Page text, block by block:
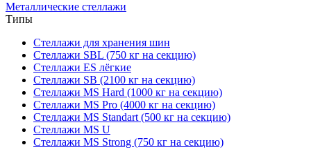
Металлические стеллажи
Типы
Стеллажи для хранения шин
Стеллажи SBL (750 кг на секцию)
Стеллажи ES лёгкие
Стеллажи SB (2100 кг на секцию)
Стеллажи MS Hard (1000 кг на секцию)
Стеллажи MS Pro (4000 кг на секцию)
Стеллажи MS Standart (500 кг на секцию)
Стеллажи MS U
Стеллажи MS Strong (750 кг на секцию)